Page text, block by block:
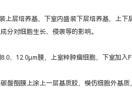
层培养基，下室内盛装下层培养基，上
分对细胞生长、侵袭等的影响。
、12.0µm膜，上室种肿瘤细胞，下室加
酸酯膜上涂上一层基质胶，模仿细胞外基